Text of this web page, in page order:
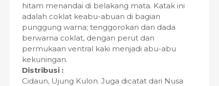
hitam menandai di belakang mata. Katak ini
adalah coklat keabu-abuan di bagian
punggung warna; tenggorokan dan dada
berwarna coklat, dengan perut dan
permukaan ventral kaki menjadi abu-abu
kekuningan.
Distribusi :
Cidaun, Ujung Kulon. Juga dicatat dari Nusa